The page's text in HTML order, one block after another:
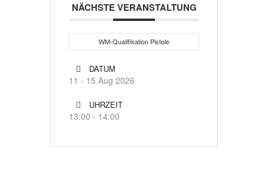
NÄCHSTE VERANSTALTUNG
WM-Qualifikation Pistole
DATUM
11 - 15 Aug 2026
UHRZEIT
13:00 - 14:00